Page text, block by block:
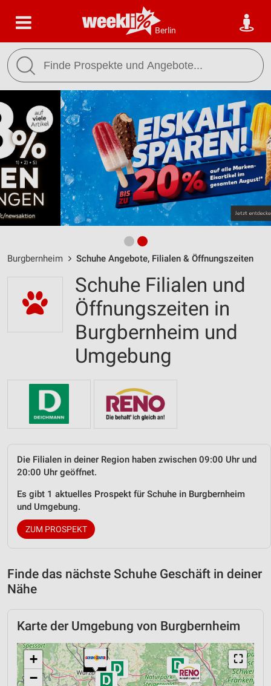
Berlin
Burgbernheim Schuhe Angebote, Filialen & Öffnungszeiten
Schuhe Filialen und
Öffnungszeiten in
Burgbernheim und
Umgebung
Die Filialen in deiner Region haben zwischen 09:00 Uhr und
20:00 Uhr geöffnet.
Es gibt 1 aktuelles Prospekt für Schuhe in Burgbernheim
und Umgebung.
ZUM PROSPEKT
Finde das nächste Schuhe Geschäft in deiner
Nähe
Karte der Umgebung von Burgbernheim
⛶
+
−